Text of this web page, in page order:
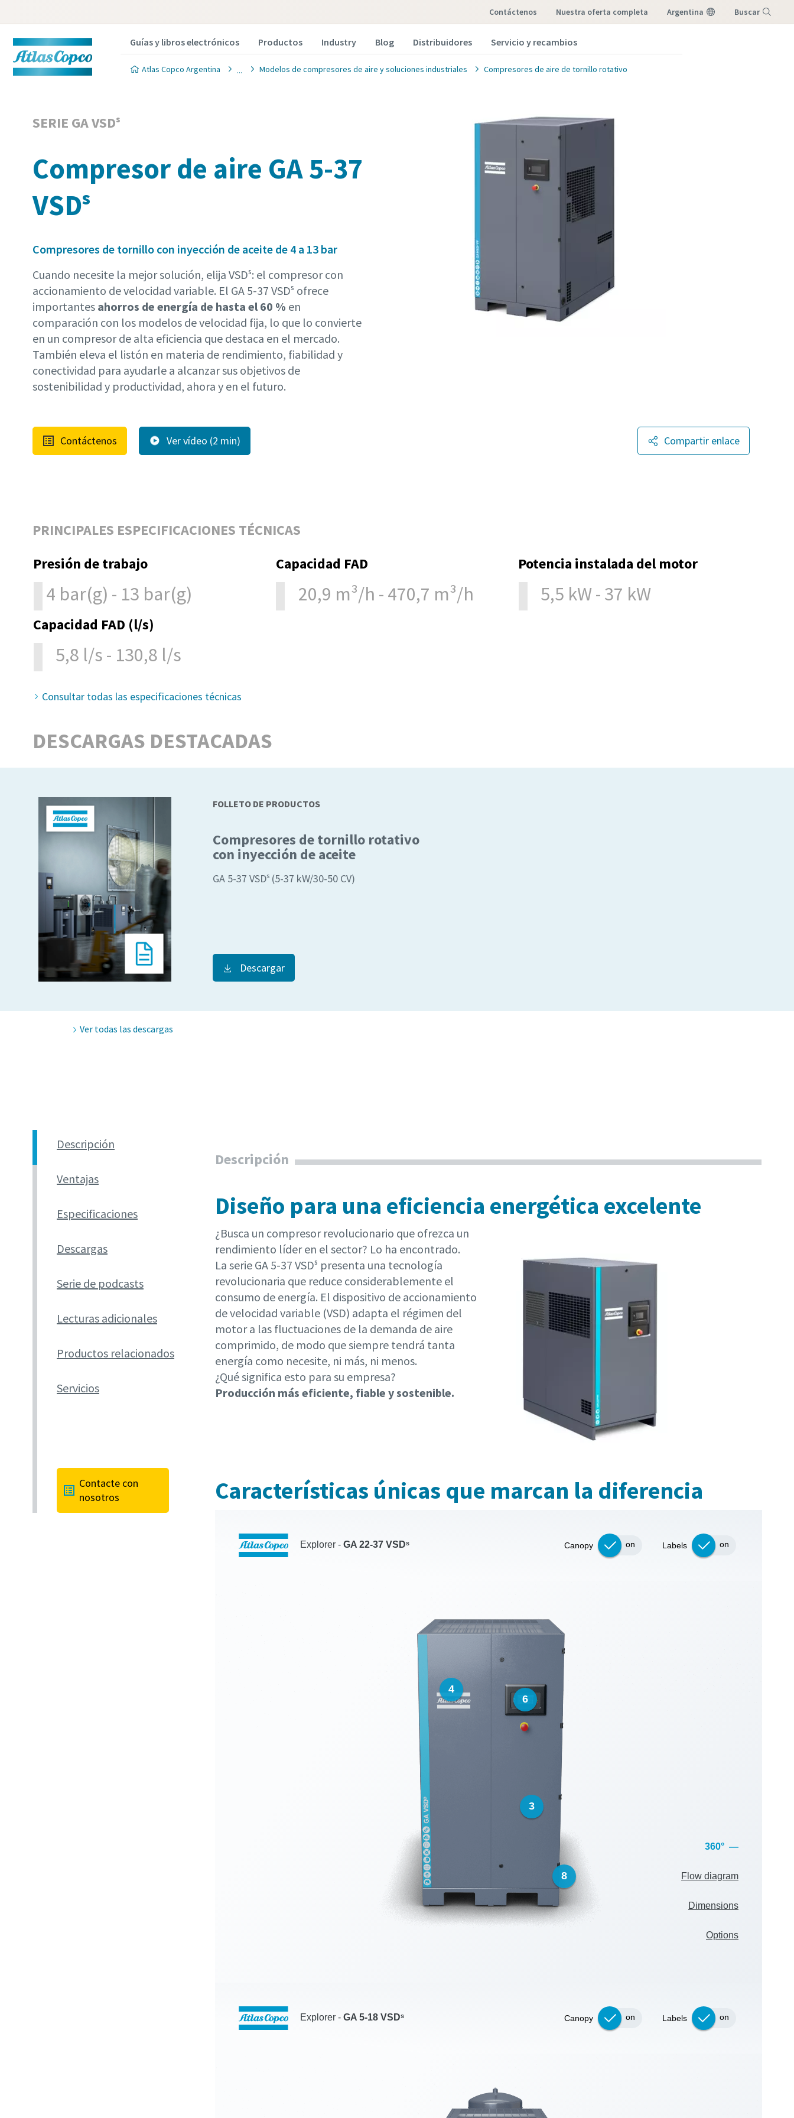
Contáctenos nuestra oferta completa Argentina Buscar
Guías y libros electrónicos Productos Industry Blog Distribuidores Servicio y recambios
Atlas Copco Argentina Modelos de compresores de aire y soluciones industriales Compresores de aire de tornillo rotativo
SERIE GA VSDˢ
Compresor de aire GA 5-37
VSDˢ
Compresores de tornillo con inyección de aceite de 4 a 13 bar
Cuando necesite la mejor solución, elija VSDˢ: el compresor con
accionamiento de velocidad variable. El GA 5-37 VSDˢ ofrece
importantes ahorros de energía de hasta el 60 % en
comparación con los modelos de velocidad fija, lo que lo convierte
en un compresor de alta eficiencia que destaca en el mercado.
También eleva el listón en materia de rendimiento, fiabilidad y
conectividad para ayudarle a alcanzar sus objetivos de
sostenibilidad y productividad, ahora y en el futuro.
Contáctenos Ver vídeo (2 min) Compartir enlace
PRINCIPALES ESPECIFICACIONES TÉCNICAS
Presión de trabajo
4 bar(g) - 13 bar(g)
Capacidad FAD
20,9 m³/h - 470,7 m³/h
Potencia instalada del motor
5,5 kW - 37 kW
Capacidad FAD (l/s)
5,8 l/s - 130,8 l/s
Consultar todas las especificaciones técnicas
DESCARGAS DESTACADAS
FOLLETO DE PRODUCTOS
Compresores de tornillo rotativo
con inyección de aceite
GA 5-37 VSDˢ (5-37 kW/30-50 CV)
Descargar
Ver todas las descargas
Descripción
Ventajas
Especificaciones
Descargas
Serie de podcasts
Lecturas adicionales
Productos relacionados
Servicios
Contacte con
nosotros
Descripción
Diseño para una eficiencia energética excelente
¿Busca un compresor revolucionario que ofrezca un
rendimiento líder en el sector? Lo ha encontrado.
La serie GA 5-37 VSDˢ presenta una tecnología
revolucionaria que reduce considerablemente el
consumo de energía. El dispositivo de accionamiento
de velocidad variable (VSD) adapta el régimen del
motor a las fluctuaciones de la demanda de aire
comprimido, de modo que siempre tendrá tanta
energía como necesite, ni más, ni menos.
¿Qué significa esto para su empresa?
Producción más eficiente, fiable y sostenible.
Características únicas que marcan la diferencia